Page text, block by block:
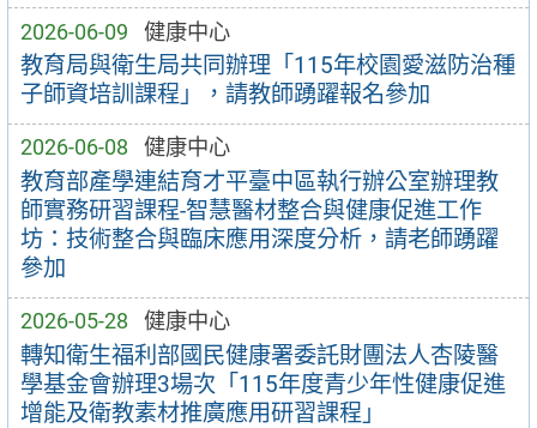
2026-06-09 健康中心
教育局與衛生局共同辦理「115年校園愛滋防治種
子師資培訓課程」，請教師踴躍報名參加
2026-06-08 健康中心
教育部產學連結育才平臺中區執行辦公室辦理教
師實務研習課程-智慧醫材整合與健康促進工作
坊：技術整合與臨床應用深度分析，請老師踴躍
參加
2026-05-28 健康中心
轉知衛生福利部國民健康署委託財團法人杏陵醫
學基金會辦理3場次「115年度青少年性健康促進
增能及衛教素材推廣應用研習課程」